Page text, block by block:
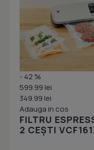
- 42 %
599.99 lei
349.99 lei
Adauga in cos
FILTRU
2 CEȘTI